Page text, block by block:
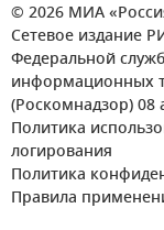
© 2026 МИА
Сетевое издание
Федеральной
информационных
(Роскомнадзор) 08
Политика
логирования
Политика
Правила